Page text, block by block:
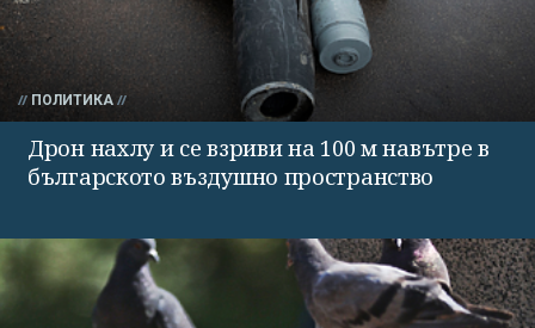
ПОЛИТИКА
Дрон нахлу и се взриви на 100 м навътре в
българското въздушно пространство